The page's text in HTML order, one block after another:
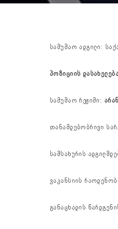
სამუშაო ადგილი:
პოზიციის
სამუშაო რეჟიმი:
სამსახურის
ვაკანსიის
განაცხადის